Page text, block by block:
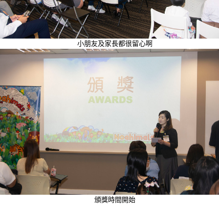
小朋友及家長都很留心啊
頒獎時間開始